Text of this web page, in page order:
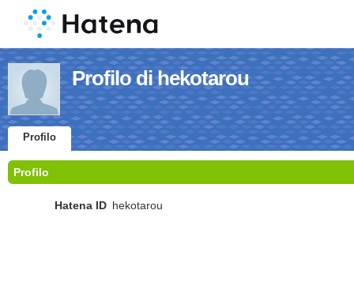
Profilo di hekotarou
Profilo
Profilo
Hatena ID hekotarou